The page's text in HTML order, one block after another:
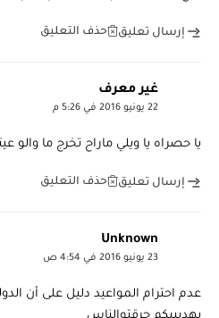
إرسال تعليق حذف التعليق
غير معرف
22 يونيو 2016 في 5:26 م
يا حصراه يا ويلي ماراح تخرج ما والو
إرسال تعليق حذف التعليق
Unknown
23 يونيو 2016 في 4:54 ص
عدم احترام المواعيد دليل على أن
يهديييكم حرقتوالناس